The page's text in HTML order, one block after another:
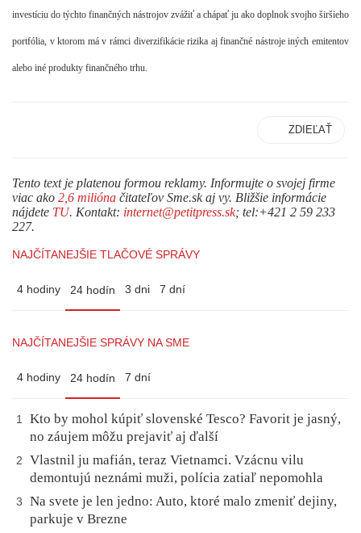
investíciu do týchto finančných nástrojov zvážiť a chápať ju ako doplnok svojho širšieho
portfólia, v ktorom má v rámci diverzifikácie rizika aj finančné nástroje iných emitentov
alebo iné produkty finančného trhu.
ZDIEĽAŤ
Tento text je platenou formou reklamy. Informujte o svojej firme
viac ako 2,6 milióna čitateľov Sme.sk aj vy. Bližšie informácie
nájdete TU. Kontakt: internet@petitpress.sk; tel:+421 2 59 233
227.
NAJČÍTANEJŠIE TLAČOVÉ SPRÁVY
4 hodiny 24 hodín 3 dni 7 dní
NAJČÍTANEJŠIE SPRÁVY NA SME
4 hodiny 24 hodín 7 dní
1
Kto by mohol kúpiť slovenské Tesco? Favorit je jasný,
no záujem môžu prejaviť aj ďalší
2
Vlastnil ju mafián, teraz Vietnamci. Vzácnu vilu
demontujú neznámi muži, polícia zatiaľ nepomohla
3
Na svete je len jedno: Auto, ktoré malo zmeniť dejiny,
parkuje v Brezne